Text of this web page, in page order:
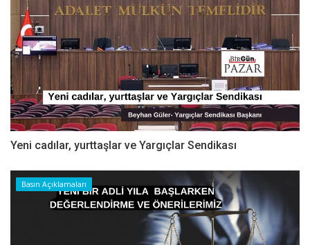
Yeni cadılar, yurttaşlar ve Yargıçlar Sendikası
Basın Açıklamaları